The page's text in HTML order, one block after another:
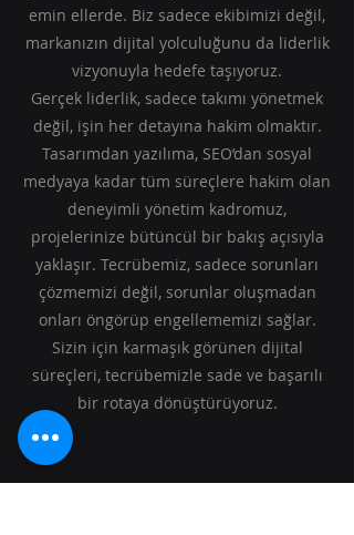
emin ellerde. Biz sadece ekibimizi değil,
markanızın dijital yolculuğunu da liderlik
vizyonuyla hedefe taşıyoruz.
Gerçek liderlik, sadece takımı yönetmek
değil, işin her detayına hakim olmaktır.
Tasarımdan yazılıma, SEO’dan sosyal
medyaya kadar tüm süreçlere hakim olan
deneyimli yönetim kadromuz,
projelerinize bütüncül bir bakış açısıyla
yaklaşır. Tecrübemiz, sadece sorunları
çözmemizi değil, sorunlar oluşmadan
onları öngörüp engellememizi sağlar.
Sizin için karmaşık görünen dijital
süreçleri, tecrübemizle sade ve başarılı
bir rotaya dönüştürüyoruz.